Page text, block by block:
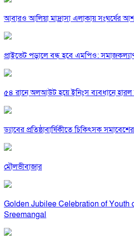
আবারও আলিয়া মাদ্রাসা এলাকায় সংঘর্ষের
প্রাইভেট পড়ালে বন্ধ হবে এমপিও: সমাজকল্যাণ
৫৪ রানে অলআউট হয়ে ইনিংস ব্যবধানে হারল
ড্যাবের প্রতিষ্ঠাবার্ষিকীতে চিকিৎসক
মৌলভীবাজার
Golden Jubilee Celebration of Youth
Sreemangal